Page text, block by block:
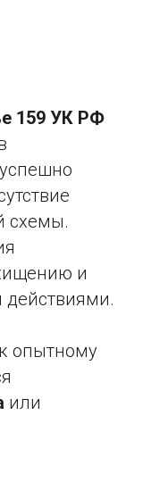
159 УК РФ
схемы.
и
опытному
или